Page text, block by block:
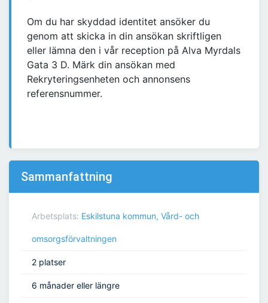
Om du har skyddad identitet ansöker du
genom att skicka in din ansökan skriftligen
eller lämna den i vår reception på Alva Myrdals
Gata 3 D. Märk din ansökan med
Rekryteringsenheten och annonsens
referensnummer.
Sammanfattning
Arbetsplats: Eskilstuna kommun, Vård- och
omsorgsförvaltningen
2 platser
6 månader eller längre